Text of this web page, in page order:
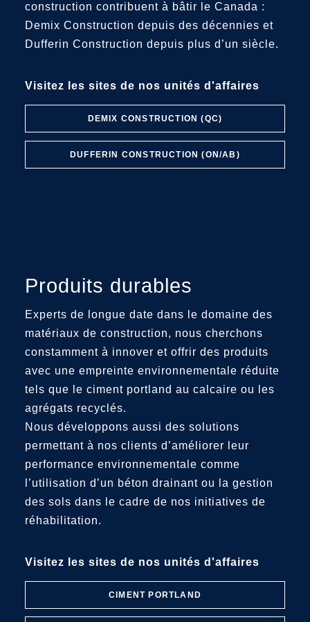
construction contribuent à bâtir le Canada :
Demix Construction depuis des décennies et
Dufferin Construction depuis plus d’un siècle.
Visitez les sites de nos unités d'affaires
DEMIX CONSTRUCTION (QC)
DUFFERIN CONSTRUCTION (ON/AB)
Produits durables
Experts de longue date dans le domaine des
matériaux de construction, nous cherchons
constamment à innover et offrir des produits
avec une empreinte environnementale réduite
tels que le ciment portland au calcaire ou les
agrégats recyclés.
Nous développons aussi des solutions
permettant à nos clients d’améliorer leur
performance environnementale comme
l’utilisation d’un béton drainant ou la gestion
des sols dans le cadre de nos initiatives de
réhabilitation.
Visitez les sites de nos unités d'affaires
CIMENT PORTLAND